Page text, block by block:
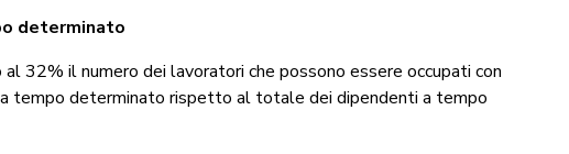
determinato
32% il numero dei lavoratori che possono essere occupati con
tempo determinato rispetto al totale dei dipendenti a tempo